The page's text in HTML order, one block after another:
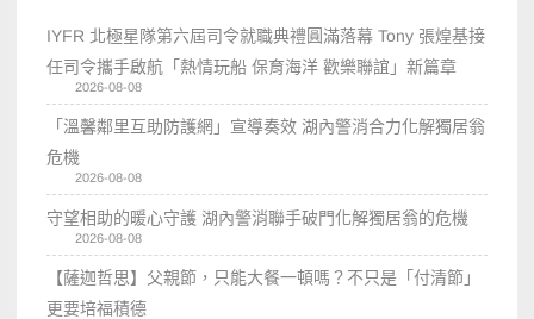
IYFR 北極星隊第六屆司令就職典禮圓滿落幕 Tony 張煌基接
任司令攜手啟航「熱情玩船 保育海洋 歡樂聯誼」新篇章
2026-08-08
「溫馨鄰里互助防護網」宣導奏效 湖內警消合力化解獨居翁
危機
2026-08-08
守望相助的暖心守護 湖內警消聯手破門化解獨居翁的危機
2026-08-08
【薩迦哲思】父親節，只能大餐一頓嗎？不只是「付清節」
更要培福積德